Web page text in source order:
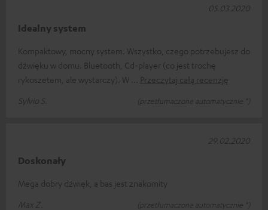
Idealny system
Kompaktowy, mocny system. Wszystko, czego potrzebujesz do
dźwięku w domu. Bluetooth, Cd-player (co jest trochę
rykoszetem, ale wystarczy). W
Przeczytaj całą recenzję
Sylvio S.
(przetłumaczone automatycznie *)
05.03.2020
Doskonały
Mega dobry dźwięk, a bas jest znakomity
Max Z.
(przetłumaczone automatycznie *)
29.02.2020